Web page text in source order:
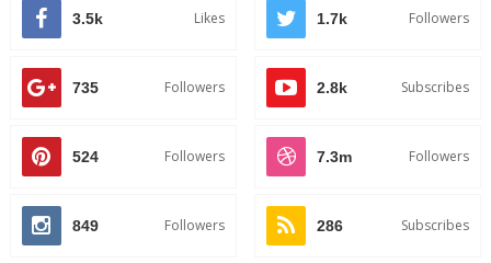
3.5k Likes 1.7k Followers
735 Followers 2.8k Subscribes
524 Followers 7.3m Followers
849 Followers 286 Subscribes